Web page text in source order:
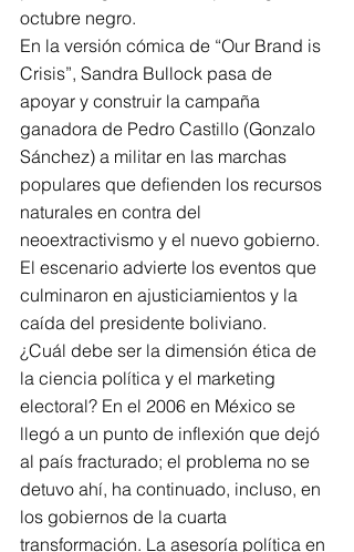
octubre negro.
En la versión cómica de “Our Brand is
Crisis”, Sandra Bullock pasa de
apoyar y construir la campaña
ganadora de Pedro Castillo (Gonzalo
Sánchez) a militar en las marchas
populares que defienden los recursos
naturales en contra del
neoextractivismo y el nuevo gobierno.
El escenario advierte los eventos que
culminaron en ajusticiamientos y la
caída del presidente boliviano.
¿Cuál debe ser la dimensión ética de
la ciencia política y el marketing
electoral? En el 2006 en México se
llegó a un punto de inflexión que dejó
al país fracturado; el problema no se
detuvo ahí, ha continuado, incluso, en
los gobiernos de la cuarta
transformación. La asesoría política en